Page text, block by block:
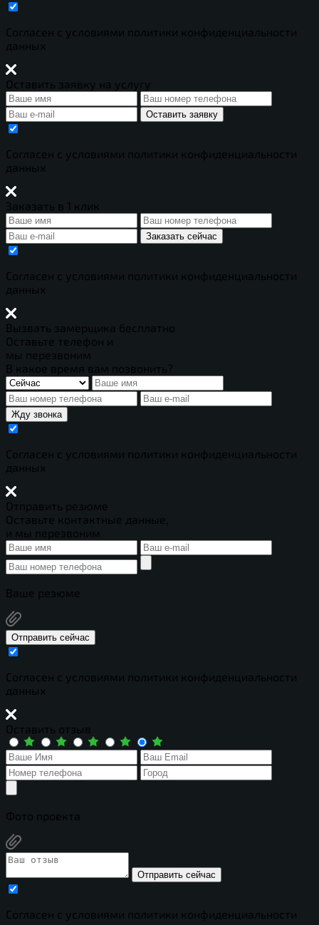
Cогласен с условиями политики конфиденциальности
данных
Оставить заявку на услугу
Оставить заявку
Cогласен с условиями политики конфиденциальности
данных
Заказать в 1 клик
Заказать сейчас
Cогласен с условиями политики конфиденциальности
данных
Вызвать замерщика бесплатно
Оставьте телефон и
мы перезвоним
В какое время вам позвонить?
Жду звонка
Cогласен с условиями политики конфиденциальности
данных
Отправить резюме
Оставьте контактные данные,
и мы перезвоним
Ваше резюме
Отправить сейчас
Cогласен с условиями политики конфиденциальности
данных
Оставить отзыв
Фото проекта
Отправить сейчас
Cогласен с условиями политики конфиденциальности